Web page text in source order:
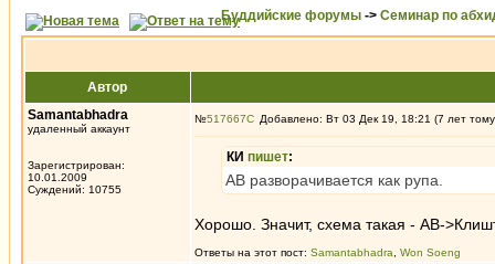
Буддийские форумы -> Семинар по
Автор
Samantabhadra
удаленный аккаунт
Зарегистрирован:
10.01.2009
Суждений: 10755
№517667 Добавлено: Вт 03 Дек 19, 18:21 (7 лет
КИ пишет:
АВ разворачивается как рупа.
Хорошо. Значит, схема такая - АВ-
Ответы на этот пост: Samantabhadra Won Soeng